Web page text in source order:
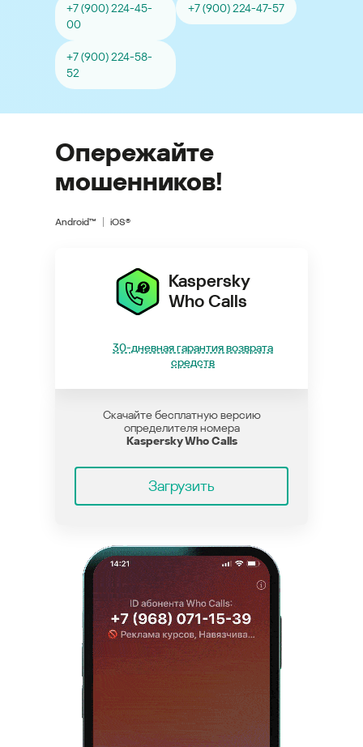
+7 (900) 224-45-
00
+7 (900) 224-47-57
+7 (900) 224-58-
52
Опережайте
мошенников!
Android™ iOS®
Kaspersky
Who Calls
30-дневная гарантия возврата
средств
Скачайте бесплатную версию
определителя номера
Kaspersky Who Calls
Загрузить